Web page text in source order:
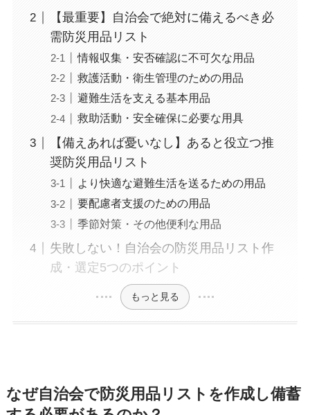
【最重要】自治会で絶対に備えるべき必
需防災用品リスト
情報収集・安否確認に不可欠な用品
救護活動・衛生管理のための用品
避難生活を支える基本用品
救助活動・安全確保に必要な用具
【備えあれば憂いなし】あると役立つ推
奨防災用品リスト
より快適な避難生活を送るための用品
要配慮者支援のための用品
季節対策・その他便利な用品
失敗しない！自治会の防災用品リスト作
成・選定5つのポイント
もっと見る
なぜ自治会で防災用品リストを作成し備蓄